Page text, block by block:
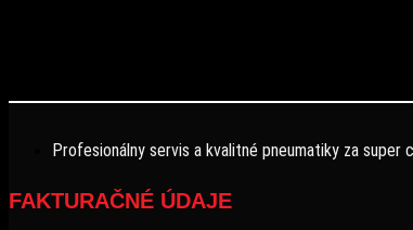
Profesionálny servis a kvalitné pneumatiky za
FAKTURAČNÉ ÚDAJE